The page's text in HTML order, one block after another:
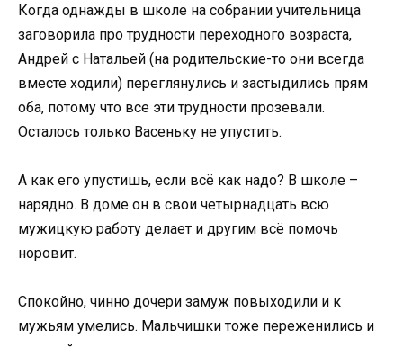
Когда однажды в школе на собрании учительница
заговорила про трудности переходного возраста,
Андрей с Натальей (на родительские-то они всегда
вместе ходили) переглянулись и застыдились прям
оба, потому что все эти трудности прозевали.
Осталось только Васеньку не упустить.
А как его упустишь, если всё как надо? В школе –
нарядно. В доме он в свои четырнадцать всю
мужицкую работу делает и другим всё помочь
норовит.
Спокойно, чинно дочери замуж повыходили и к
мужьям умелись. Мальчишки тоже переженились и